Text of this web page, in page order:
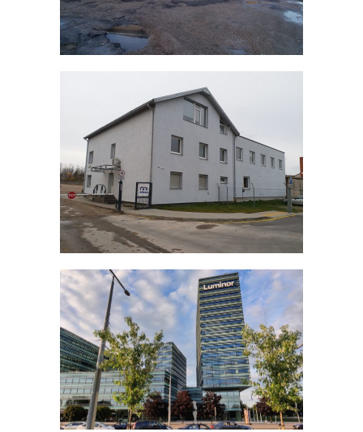
KOMERCINIAI
2 UAB Vokadis, Vilnius
LT 2020
KOMERCINIAI
3 Quadrum, Vilnius LT
2021